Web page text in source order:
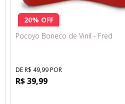
20% OFF
Pocoyo Boneco de Vinil - Fred
DE R$ 49,99 POR
R$ 39,99